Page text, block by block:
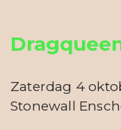
Zaterdag 4
Stonewall